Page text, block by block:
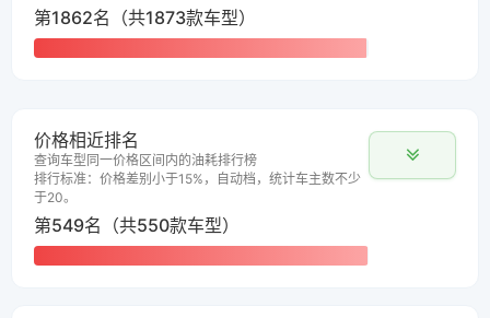
第1862名（共1873款车型）
价格相近排名
查询车型同一价格区间内的油耗排行榜
排行标准：价格差别小于15%，自动档，统计车主数不少
于20。
第549名（共550款车型）